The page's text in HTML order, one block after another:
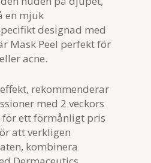
en mjuk
designad med
Mask Peel perfekt för
acne.
rekommenderar
med 2 veckors
ett förmånligt pris
att verkligen
kombinera